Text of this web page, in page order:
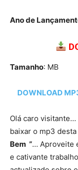
Ano de
Tamanho: MB
DOWNLOAD
Olá caro
baixar o mp3
Bem ”… Aproveite
e cativante